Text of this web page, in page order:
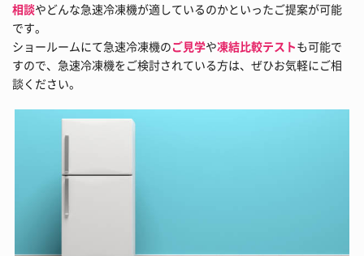
相談やどんな急速冷凍機が適しているのかといったご提案が可能
です。
ショールームにて急速冷凍機のご見学や凍結比較テストも可能で
すので、急速冷凍機をご検討されている方は、ぜひお気軽にご相
談ください。